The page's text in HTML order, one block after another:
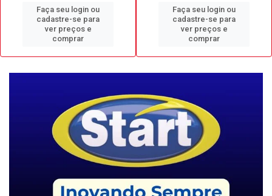
Faça seu login ou
cadastre-se para
ver preços e
comprar
Faça seu login ou
cadastre-se para
ver preços e
comprar